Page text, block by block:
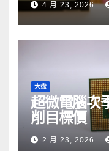
4 月 23, 2026
大盘
超微電腦次
削目標價
2 月 23, 2026